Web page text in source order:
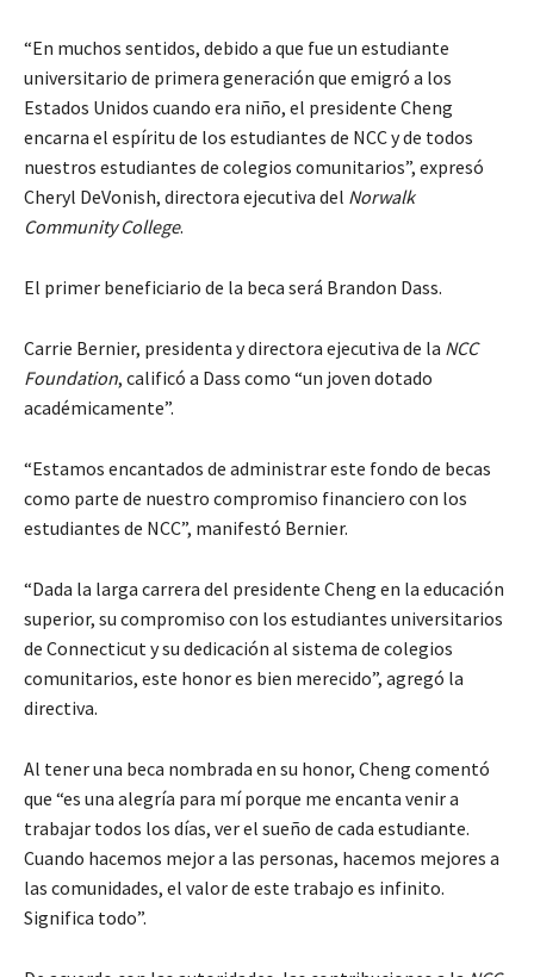
“En muchos sentidos, debido a que fue un estudiante
universitario de primera generación que emigró a los
Estados Unidos cuando era niño, el presidente Cheng
encarna el espíritu de los estudiantes de NCC y de todos
nuestros estudiantes de colegios comunitarios”, expresó
Cheryl DeVonish, directora ejecutiva del Norwalk
Community College.
El primer beneficiario de la beca será Brandon Dass.
Carrie Bernier, presidenta y directora ejecutiva de la NCC
Foundation, calificó a Dass como “un joven dotado
académicamente”.
“Estamos encantados de administrar este fondo de becas
como parte de nuestro compromiso financiero con los
estudiantes de NCC”, manifestó Bernier.
“Dada la larga carrera del presidente Cheng en la educación
superior, su compromiso con los estudiantes universitarios
de Connecticut y su dedicación al sistema de colegios
comunitarios, este honor es bien merecido”, agregó la
directiva.
Al tener una beca nombrada en su honor, Cheng comentó
que “es una alegría para mí porque me encanta venir a
trabajar todos los días, ver el sueño de cada estudiante.
Cuando hacemos mejor a las personas, hacemos mejores a
las comunidades, el valor de este trabajo es infinito.
Significa todo”.